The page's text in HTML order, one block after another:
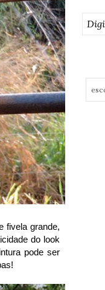
fivela grande,
do look
pode ser